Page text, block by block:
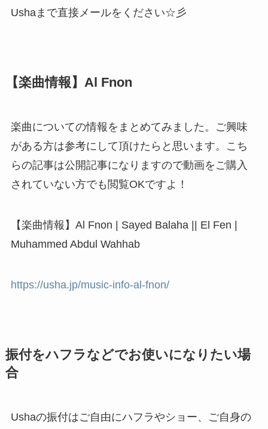
Ushaまで直接メールをください☆彡
【楽曲情報】Al Fnon
楽曲についての情報をまとめてみました。ご興味
がある方は参考にして頂けたらと思います。こち
らの記事は公開記事になりますので動画をご購入
されていない方でも閲覧OKですよ！
【楽曲情報】Al Fnon | Sayed Balaha || El Fen |
Muhammed Abdul Wahhab
https://usha.jp/music-info-al-fnon/
振付をハフラなどでお使いになりたい場
合
Ushaの振付はご自由にハフラやショー、ご自身の